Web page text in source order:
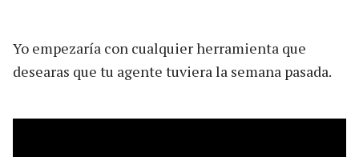
Yo empezaría con cualquier herramienta que
desearas que tu agente tuviera la semana pasada.